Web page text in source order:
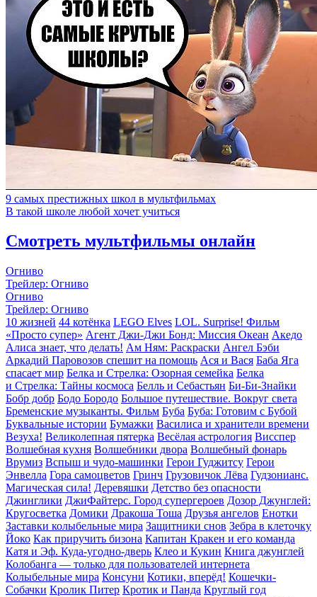
9 самых престижных школ в мультфильмах
В такой школе любой хочет учиться
Смотреть мультфильмы онлайн
Огниво
Трейлер: Огниво
Огниво
Трейлер: Огниво
10 жизней 44 котёнка LEGO Elves LOL. Surprise! Фильм
«Просто супер» Агент Джи-Джи Бонд: Миссия Океан Акедо
Алиса знает, что делать! Ам Ням: Раскраски Ангел Бэби
Аркадий Паровозов спешит на помощь Ася и Вася Баба Яга
спасает мир Белка и Стрелка: Озорная семейка Белка
и Стрелка: Тайны космоса Белль и Себастьян Би-Би-Знайки
Бобр добр Бодо Бородо Большое путешествие. Вокруг света
Бременские музыканты. Фильм Буба Буба: Готовим с Бубой
Буквальные истории Бумажки Василиса и хранители времени
Везуха! Великолепная пятерка Весёлая астрология Висспер
Волшебная кухня Волшебники двора Волшебный фонарь
Врумиз Вспыш и чудо-машинки Герои Гуджитсу Герои
Энвелла Гора cамоцветов Гринч Грузовичок Лёва Гудзонианс.
Магическая сила! Деревяшки Детство без опасности
Джинглики ДжиФайтерс. Город супергероев Дозор Джунглей:
Кругосветка Домики Дракоша Тоша Друзья ангелов Енотки
Заставки колыбельные мира Защитники снов Зебра в клеточку
Йоко Как приручить бизона Капитан Кракен и его команда
Катя и Эф. Куда-угодно-дверь Клео и Кукин Книга джунглей
Колобанга — только для пользователей интернета
Колыбельные мира Консуни Котики, вперёд! Кошечки-
Собачки Кролик Питер Кротик и Панда Круглый год